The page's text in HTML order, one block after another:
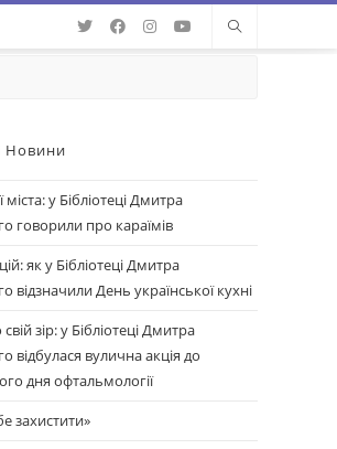
Новини
міста: у Бібліотеці Дмитра
говорили про караїмів
як у Бібліотеці Дмитра
відзначили День української кухні
зір: у Бібліотеці Дмитра
відбулася вулична акція до
дня офтальмології
захистити»